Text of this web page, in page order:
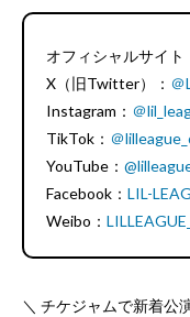
オフィシャルサイト
X（旧Twitter）： ＠
Instagram： ＠
TikTok： ＠
YouTube：
Facebook： LIL-
Weibo： LILLEAGUE_
＼ チケジャムで新着公